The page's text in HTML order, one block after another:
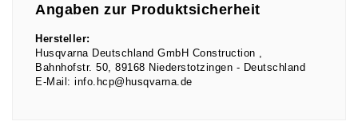
Angaben zur Produktsicherheit
Hersteller:
Husqvarna Deutschland GmbH Construction
Bahnhofstr. 50 89168 Niederstotzingen
Deutschland
E-Mail: info.hcp@husqvarna.de